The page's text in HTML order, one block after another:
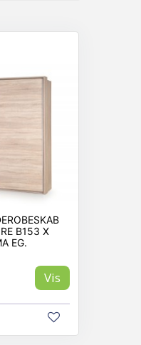
B153 X
EG.
Vis